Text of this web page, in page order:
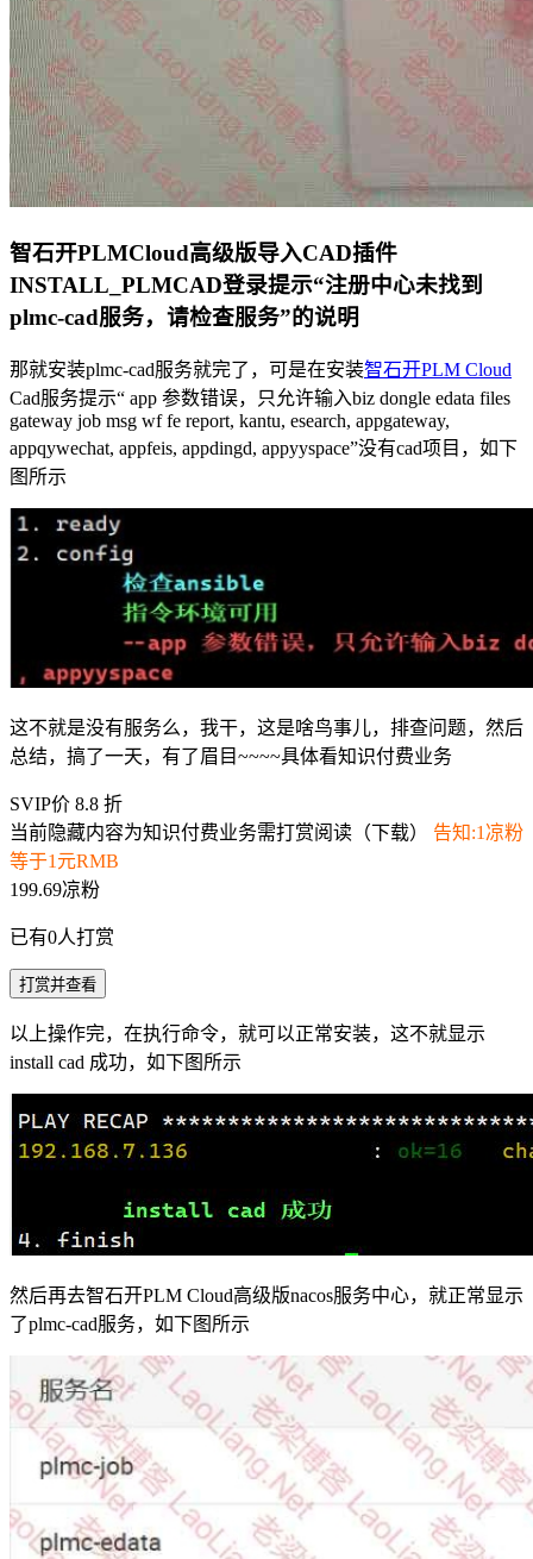
智石开PLMCloud高级版导入CAD插件
INSTALL_PLMCAD登录提示“注册中心未找到
plmc-cad服务，请检查服务”的说明
那就安装plmc-cad服务就完了，可是在安装智石开PLM Cloud
Cad服务提示“ app 参数错误，只允许输入biz dongle edata files
gateway job msg wf fe report, kantu, esearch, appgateway,
appqywechat, appfeis, appdingd, appyyspace”没有cad项目，如下
图所示
这不就是没有服务么，我干，这是啥鸟事儿，排查问题，然后
总结，搞了一天，有了眉目~~~~具体看知识付费业务
SVIP价 8.8 折
当前隐藏内容为知识付费业务需打赏阅读（下载） 告知:1凉粉
等于1元RMB
199.69凉粉
已有0人打赏
打赏并查看
以上操作完，在执行命令，就可以正常安装，这不就显示
install cad 成功，如下图所示
然后再去智石开PLM Cloud高级版nacos服务中心，就正常显示
了plmc-cad服务，如下图所示